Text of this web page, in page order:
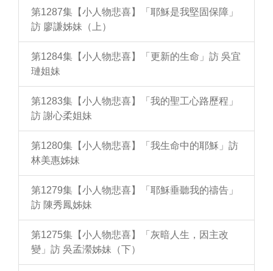
第1287集【小人物悲喜】「耶穌是我堅固保障」
訪 廖謙姊妹（上）
第1284集【小人物悲喜】「更新的生命」訪 吳宜
璉姐妹
第1283集【小人物悲喜】「我的聖工心路歷程」
訪 謝心柔姐妹
第1280集【小人物悲喜】「我生命中的耶穌」訪
林美惠姊妹
第1279集【小人物悲喜】「耶穌垂聽我的禱告」
訪 陳秀鳳姊妹
第1275集【小人物悲喜】「灰暗人生，因主改
變」訪 吳孟瀠姊妹（下）